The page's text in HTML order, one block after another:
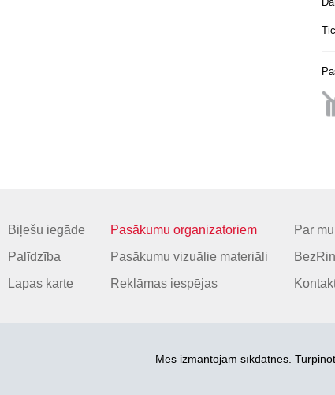
Biļešu iegāde
Palīdzība
Lapas karte
Pasākumu organizatoriem
Pasākumu vizuālie materiāli
Reklāmas iespējas
Par
Mēs izmantojam sīkdatnes.